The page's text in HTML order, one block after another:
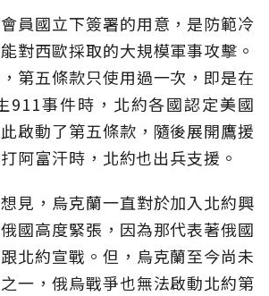
員國立下簽署的用意，是防範冷
對西歐採取的大規模軍事攻擊。
第五條款只使用過一次，即是在
911事件時，北約各國認定美國
啟動了第五條款，隨後展開鷹援
阿富汗時，北約也出兵支援。
見，烏克蘭一直對於加入北約興
國高度緊張，因為那代表著俄國
北約宣戰。但，烏克蘭至今尚未
一，俄烏戰爭也無法啟動北約第